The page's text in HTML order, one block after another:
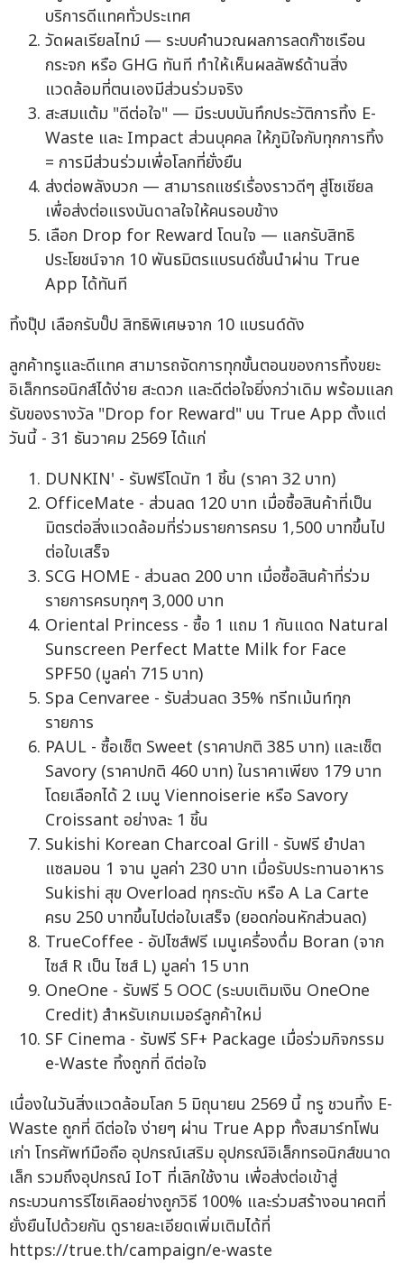
บริการดีแทคทั่วประเทศ
วัดผลเรียลไทม์ — ระบบคำนวณผลการลดก๊าซเรือน
กระจก หรือ GHG ทันที ทำให้เห็นผลลัพธ์ด้านสิ่ง
แวดล้อมที่ตนเองมีส่วนร่วมจริง
สะสมแต้ม "ดีต่อใจ" — มีระบบบันทึกประวัติการทิ้ง E-
Waste และ Impact ส่วนบุคคล ให้ภูมิใจกับทุกการทิ้ง
= การมีส่วนร่วมเพื่อโลกที่ยั่งยืน
ส่งต่อพลังบวก — สามารถแชร์เรื่องราวดีๆ สู่โซเชียล
เพื่อส่งต่อแรงบันดาลใจให้คนรอบข้าง
เลือก Drop for Reward โดนใจ — แลกรับสิทธิ
ประโยชน์จาก 10 พันธมิตรแบรนด์ชั้นนำผ่าน True
App ได้ทันที
ทิ้งปุ๊ป เลือกรับปั๊ป สิทธิพิเศษจาก 10 แบรนด์ดัง
ลูกค้าทรูและดีแทค สามารถจัดการทุกขั้นตอนของการทิ้งขยะ
อิเล็กทรอนิกส์ได้ง่าย สะดวก และดีต่อใจยิ่งกว่าเดิม พร้อมแลก
รับของรางวัล "Drop for Reward" บน True App ตั้งแต่
วันนี้ - 31 ธันวาคม 2569 ได้แก่
DUNKIN' - รับฟรีโดนัท 1 ชิ้น (ราคา 32 บาท)
OfficeMate - ส่วนลด 120 บาท เมื่อซื้อสินค้าที่เป็น
มิตรต่อสิ่งแวดล้อมที่ร่วมรายการครบ 1,500 บาทขึ้นไป
ต่อใบเสร็จ
SCG HOME - ส่วนลด 200 บาท เมื่อซื้อสินค้าที่ร่วม
รายการครบทุกๆ 3,000 บาท
Oriental Princess - ซื้อ 1 แถม 1 กันแดด Natural
Sunscreen Perfect Matte Milk for Face
SPF50 (มูลค่า 715 บาท)
Spa Cenvaree - รับส่วนลด 35% ทรีทเม้นท์ทุก
รายการ
PAUL - ซื้อเซ็ต Sweet (ราคาปกติ 385 บาท) และเซ็ต
Savory (ราคาปกติ 460 บาท) ในราคาเพียง 179 บาท
โดยเลือกได้ 2 เมนู Viennoiserie หรือ Savory
Croissant อย่างละ 1 ชิ้น
Sukishi Korean Charcoal Grill - รับฟรี ยำปลา
แซลมอน 1 จาน มูลค่า 230 บาท เมื่อรับประทานอาหาร
Sukishi สุข Overload ทุกระดับ หรือ A La Carte
ครบ 250 บาทขึ้นไปต่อใบเสร็จ (ยอดก่อนหักส่วนลด)
TrueCoffee - อัปไซส์ฟรี เมนูเครื่องดื่ม Boran (จาก
ไซส์ R เป็น ไซส์ L) มูลค่า 15 บาท
OneOne - รับฟรี 5 OOC (ระบบเติมเงิน OneOne
Credit) สำหรับเกมเมอร์ลูกค้าใหม่
SF Cinema - รับฟรี SF+ Package เมื่อร่วมกิจกรรม
e-Waste ทิ้งถูกที่ ดีต่อใจ
เนื่องในวันสิ่งแวดล้อมโลก 5 มิถุนายน 2569 นี้ ทรู ชวนทิ้ง E-
Waste ถูกที่ ดีต่อใจ ง่ายๆ ผ่าน True App ทั้งสมาร์ทโฟน
เก่า โทรศัพท์มือถือ อุปกรณ์เสริม อุปกรณ์อิเล็กทรอนิกส์ขนาด
เล็ก รวมถึงอุปกรณ์ IoT ที่เลิกใช้งาน เพื่อส่งต่อเข้าสู่
กระบวนการรีไซเคิลอย่างถูกวิธี 100% และร่วมสร้างอนาคตที่
ยั่งยืนไปด้วยกัน ดูรายละเอียดเพิ่มเติมได้ที่
https://true.th/campaign/e-waste